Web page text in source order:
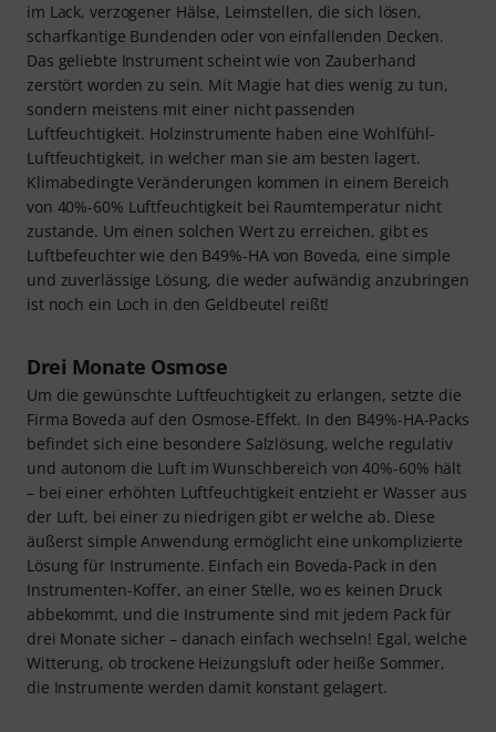
im Lack, verzogener Hälse, Leimstellen, die sich lösen,
scharfkantige Bundenden oder von einfallenden Decken.
Das geliebte Instrument scheint wie von Zauberhand
zerstört worden zu sein. Mit Magie hat dies wenig zu tun,
sondern meistens mit einer nicht passenden
Luftfeuchtigkeit. Holzinstrumente haben eine Wohlfühl-
Luftfeuchtigkeit, in welcher man sie am besten lagert.
Klimabedingte Veränderungen kommen in einem Bereich
von 40%-60% Luftfeuchtigkeit bei Raumtemperatur nicht
zustande. Um einen solchen Wert zu erreichen, gibt es
Luftbefeuchter wie den B49%-HA von Boveda, eine simple
und zuverlässige Lösung, die weder aufwändig anzubringen
ist noch ein Loch in den Geldbeutel reißt!
Drei Monate Osmose
Um die gewünschte Luftfeuchtigkeit zu erlangen, setzte die
Firma Boveda auf den Osmose-Effekt. In den B49%-HA-Packs
befindet sich eine besondere Salzlösung, welche regulativ
und autonom die Luft im Wunschbereich von 40%-60% hält
– bei einer erhöhten Luftfeuchtigkeit entzieht er Wasser aus
der Luft, bei einer zu niedrigen gibt er welche ab. Diese
äußerst simple Anwendung ermöglicht eine unkomplizierte
Lösung für Instrumente. Einfach ein Boveda-Pack in den
Instrumenten-Koffer, an einer Stelle, wo es keinen Druck
abbekommt, und die Instrumente sind mit jedem Pack für
drei Monate sicher – danach einfach wechseln! Egal, welche
Witterung, ob trockene Heizungsluft oder heiße Sommer,
die Instrumente werden damit konstant gelagert.